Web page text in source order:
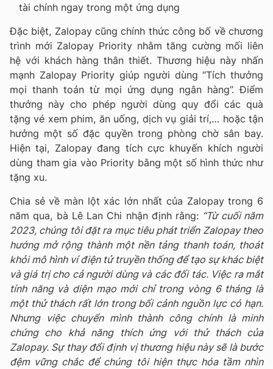
tài chính ngay trong một ứng dụng
Đặc biệt, Zalopay cũng chính thức công bố về chương
trình mới Zalopay Priority nhằm tăng cường mối liên
hệ với khách hàng thân thiết. Thương hiệu này nhấn
mạnh Zalopay Priority giúp người dùng “Tích thưởng
mọi thanh toán từ mọi ứng dụng ngân hàng”. Điểm
thưởng này cho phép người dùng quy đổi các quà
tặng vé xem phim, ăn uống, dịch vụ giải trí,… hoặc tận
hưởng một số đặc quyền trong phòng chờ sân bay.
Hiện tại, Zalopay đang tích cực khuyến khích người
dùng tham gia vào Priority bằng một số hình thức như
tặng xu.
Chia sẻ về màn lột xác lớn nhất của Zalopay trong 6
năm qua, bà Lê Lan Chi nhận định rằng: “Từ cuối năm
2023, chúng tôi đặt ra mục tiêu phát triển Zalopay theo
hướng mở rộng thành một nền tảng thanh toán, thoát
khỏi mô hình ví điện tử truyền thống để tạo sự khác biệt
và giá trị cho cả người dùng và các đối tác. Việc ra mắt
tính năng và diện mạo mới chỉ trong vòng 6 tháng là
một thử thách rất lớn trong bối cảnh nguồn lực có hạn.
Nhưng việc chuyển mình thành công chính là minh
chứng cho khả năng thích ứng với thử thách của
Zalopay. Sự thay đổi định vị thương hiệu này sẽ là bước
đệm vững chắc để chúng tôi hiện thực hóa tầm nhìn